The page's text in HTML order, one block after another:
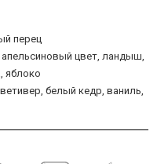
перец
апельсиновый цвет, ландыш,
яблоко
ветивер, белый кедр, ваниль,